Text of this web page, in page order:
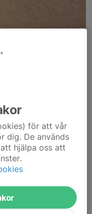
mellan Täby Proskaters
kontorsarbetare på
med tveksam koll på
träningen!
för att vår
dig. De används
hjälpa oss att